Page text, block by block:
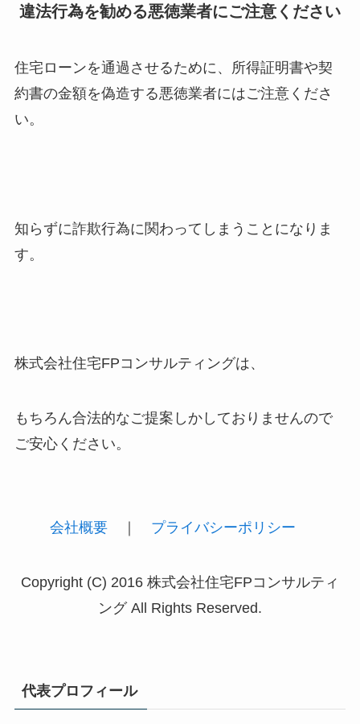
違法行為を勧める悪徳業者にご注意ください
住宅ローンを通過させるために、
所得証明書や契
約書の金額を偽造する悪徳業者にはご注意くださ
い。
知らずに詐欺行為に関わってしまうことになりま
す。
株式会社住宅FPコンサルティングは、
もちろん合法的なご提案しかしておりませんので
ご安心ください。
会社概要 ｜ プライバシーポリシー
Copyright (C) 2016 株式会社住宅FPコンサルティ
ング All Rights Reserved.
代表プロフィール